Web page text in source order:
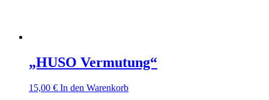
„HUSO Vermutung“
15,00 € In den Warenkorb